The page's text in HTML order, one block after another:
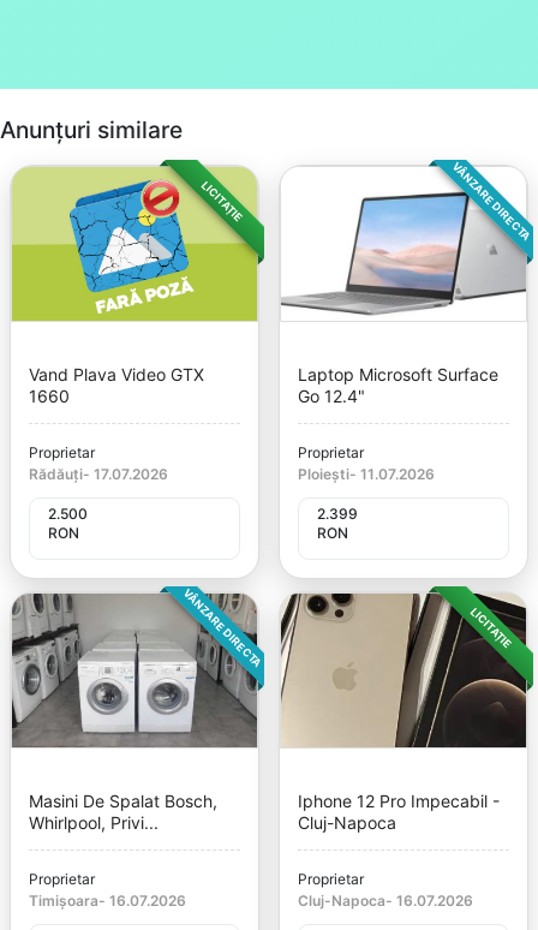
Anunțuri similare
LICITAȚIE
Vand Plava Video GTX
1660
Proprietar
Rădăuți- 17.07.2026
2.500
RON
VÂNZARE DIRECTA
Laptop Microsoft Surface
Go 12.4"
Proprietar
Ploiești- 11.07.2026
2.399
RON
VÂNZARE DIRECTA
Masini De Spalat Bosch,
Whirlpool, Privi...
Proprietar
Timișoara- 16.07.2026
LICITAȚIE
Iphone 12 Pro Impecabil -
Cluj-Napoca
Proprietar
Cluj-Napoca- 16.07.2026